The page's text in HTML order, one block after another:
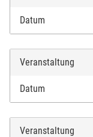
Datum
Veranstaltung
Datum
Veranstaltung